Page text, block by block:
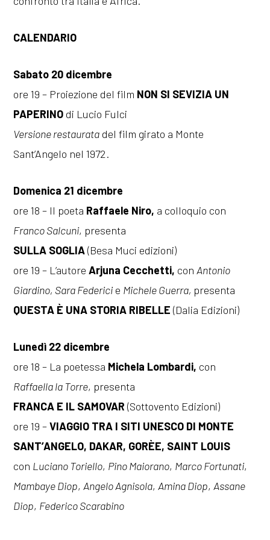
CALENDARIO
Sabato 20 dicembre
ore 19 – Proiezione del film NON SI SEVIZIA UN
PAPERINO di Lucio Fulci
Versione restaurata del film girato a Monte
Sant’Angelo nel 1972.
Domenica 21 dicembre
ore 18 – Il poeta Raffaele Niro, a colloquio con
Franco Salcuni, presenta
SULLA SOGLIA(Besa Muci edizioni)
ore 19 – L’autoreArjuna Cecchetti, con Antonio
Giardino, Sara Federicie Michele Guerra, presenta
QUESTA È UNA STORIA RIBELLE (Dalia Edizioni)
Lunedì 22 dicembre
ore 18 – La poetessa Michela Lombardi, con
Raffaella la Torre, presenta
FRANCA E IL SAMOVAR (Sottovento Edizioni)
ore 19 –VIAGGIO TRA I SITI UNESCO DI MONTE
SANT’ANGELO, DAKAR, GORÈE, SAINT LOUIS
con Luciano Toriello, Pino Maiorano, Marco Fortunati,
Mambaye Diop, Angelo Agnisola, Amina Diop, Assane
Diop, Federico Scarabino